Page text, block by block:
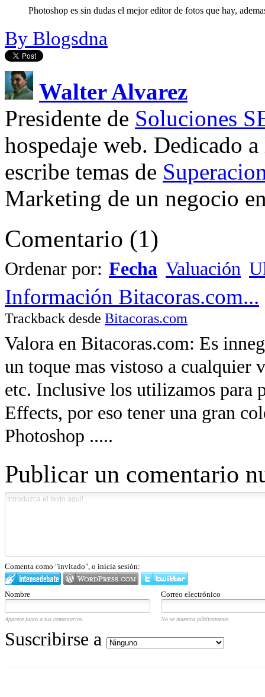
Photoshop es sin dudas el mejor editor de fotos que hay,
By Blogsdna
Walter Alvarez
Presidente de Soluciones
hospedaje web. Dedicado
escribe temas de
Marketing de un negocio
Comentario (1)
Ordenar por: Fecha Valuación
Información Bitacoras.com...
Trackback desde Bitacoras.com
Valora en Bitacoras.com: Es
un toque mas vistoso a cualquier
etc. Inclusive los utilizamos para
Effects, por eso tener una gran
Photoshop .....
Publicar un comentario
Comenta como "invitado", o inicia sesión:
Nombre Correo electrónico
Aparece junto a tus comentarios. No se muestra públicamente.
Suscribirse a